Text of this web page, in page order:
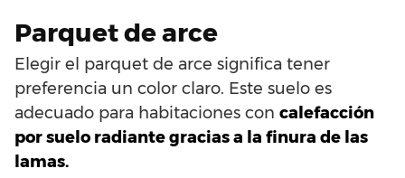
Parquet de arce
Elegir el parquet de arce significa tener
preferencia un color claro. Este suelo es
adecuado para habitaciones con calefacción
por suelo radiante gracias a la finura de las
lamas.